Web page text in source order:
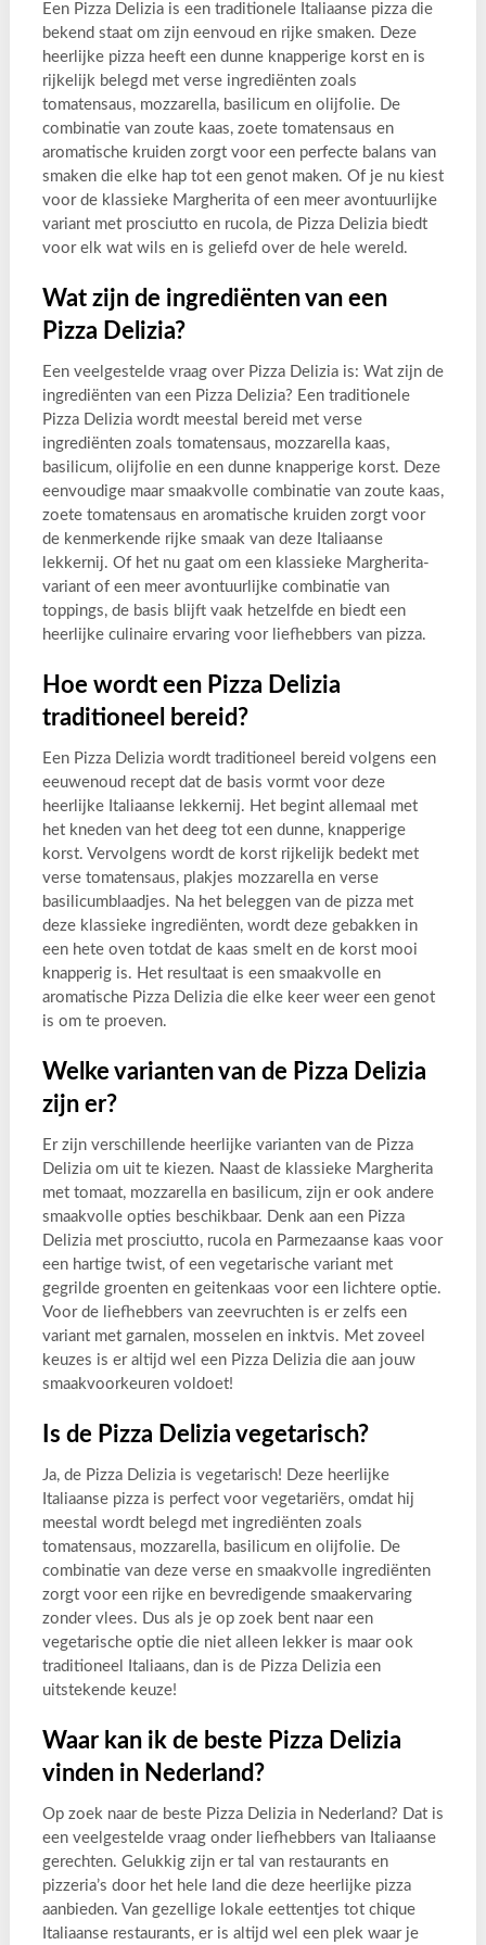
Een Pizza Delizia is een traditionele Italiaanse pizza die
bekend staat om zijn eenvoud en rijke smaken. Deze
heerlijke pizza heeft een dunne knapperige korst en is
rijkelijk belegd met verse ingrediënten zoals
tomatensaus, mozzarella, basilicum en olijfolie. De
combinatie van zoute kaas, zoete tomatensaus en
aromatische kruiden zorgt voor een perfecte balans van
smaken die elke hap tot een genot maken. Of je nu kiest
voor de klassieke Margherita of een meer avontuurlijke
variant met prosciutto en rucola, de Pizza Delizia biedt
voor elk wat wils en is geliefd over de hele wereld.
Wat zijn de ingrediënten van een
Pizza Delizia?
Een veelgestelde vraag over Pizza Delizia is: Wat zijn de
ingrediënten van een Pizza Delizia? Een traditionele
Pizza Delizia wordt meestal bereid met verse
ingrediënten zoals tomatensaus, mozzarella kaas,
basilicum, olijfolie en een dunne knapperige korst. Deze
eenvoudige maar smaakvolle combinatie van zoute kaas,
zoete tomatensaus en aromatische kruiden zorgt voor
de kenmerkende rijke smaak van deze Italiaanse
lekkernij. Of het nu gaat om een klassieke Margherita-
variant of een meer avontuurlijke combinatie van
toppings, de basis blijft vaak hetzelfde en biedt een
heerlijke culinaire ervaring voor liefhebbers van pizza.
Hoe wordt een Pizza Delizia
traditioneel bereid?
Een Pizza Delizia wordt traditioneel bereid volgens een
eeuwenoud recept dat de basis vormt voor deze
heerlijke Italiaanse lekkernij. Het begint allemaal met
het kneden van het deeg tot een dunne, knapperige
korst. Vervolgens wordt de korst rijkelijk bedekt met
verse tomatensaus, plakjes mozzarella en verse
basilicumblaadjes. Na het beleggen van de pizza met
deze klassieke ingrediënten, wordt deze gebakken in
een hete oven totdat de kaas smelt en de korst mooi
knapperig is. Het resultaat is een smaakvolle en
aromatische Pizza Delizia die elke keer weer een genot
is om te proeven.
Welke varianten van de Pizza Delizia
zijn er?
Er zijn verschillende heerlijke varianten van de Pizza
Delizia om uit te kiezen. Naast de klassieke Margherita
met tomaat, mozzarella en basilicum, zijn er ook andere
smaakvolle opties beschikbaar. Denk aan een Pizza
Delizia met prosciutto, rucola en Parmezaanse kaas voor
een hartige twist, of een vegetarische variant met
gegrilde groenten en geitenkaas voor een lichtere optie.
Voor de liefhebbers van zeevruchten is er zelfs een
variant met garnalen, mosselen en inktvis. Met zoveel
keuzes is er altijd wel een Pizza Delizia die aan jouw
smaakvoorkeuren voldoet!
Is de Pizza Delizia vegetarisch?
Ja, de Pizza Delizia is vegetarisch! Deze heerlijke
Italiaanse pizza is perfect voor vegetariërs, omdat hij
meestal wordt belegd met ingrediënten zoals
tomatensaus, mozzarella, basilicum en olijfolie. De
combinatie van deze verse en smaakvolle ingrediënten
zorgt voor een rijke en bevredigende smaakervaring
zonder vlees. Dus als je op zoek bent naar een
vegetarische optie die niet alleen lekker is maar ook
traditioneel Italiaans, dan is de Pizza Delizia een
uitstekende keuze!
Waar kan ik de beste Pizza Delizia
vinden in Nederland?
Op zoek naar de beste Pizza Delizia in Nederland? Dat is
een veelgestelde vraag onder liefhebbers van Italiaanse
gerechten. Gelukkig zijn er tal van restaurants en
pizzeria’s door het hele land die deze heerlijke pizza
aanbieden. Van gezellige lokale eettentjes tot chique
Italiaanse restaurants, er is altijd wel een plek waar je